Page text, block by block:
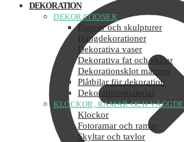
DEKORATION
DEKORATIONER
Figurer och skulpturer
Hängdekorationer
Dekorativa vaser
Dekorativa fat och skålar
Dekorationsklot marmor
Plåtbilar för dekoration
Dekorationsmaterial
KLOCKOR, RAMAR OCH
Klockor
Fotoramar och ramar
Skyltar och tavlor